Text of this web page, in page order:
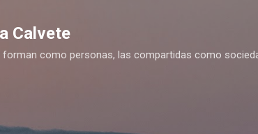
Calvete
forman como personas, las compartidas como